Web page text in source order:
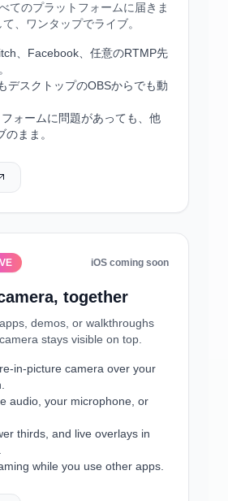
てのプラットフォームに届きま
、ワンタップでライブ。
、Facebook、任意のRTMP先
デスクトップのOBSからでも動
ォームに問題があっても、他
まま。
iOS coming soon
together
demos, or walkthroughs
stays visible on top.
in-picture camera over your
audio, your microphone, or
thirds, and live overlays in
while you use other apps.